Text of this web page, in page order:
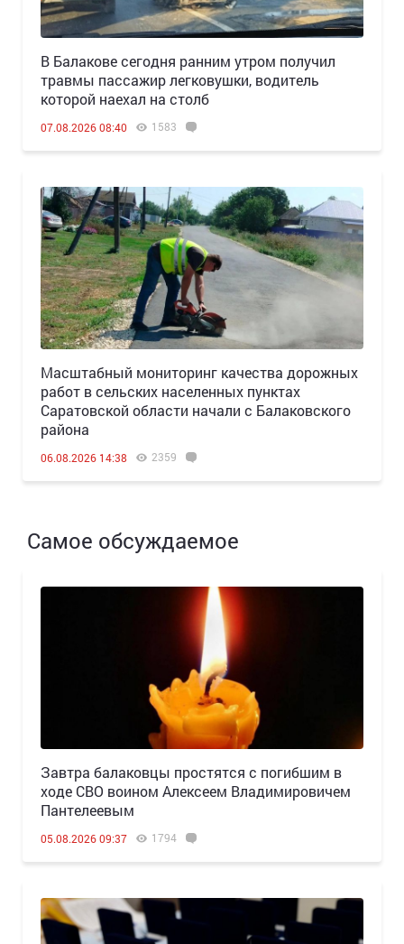
В Балакове сегодня ранним утром получил
травмы пассажир легковушки, водитель
которой наехал на столб
07.08.2026 08:40 1583
Масштабный мониторинг качества дорожных
работ в сельских населенных пунктах
Саратовской области начали с Балаковского
района
06.08.2026 14:38 2359
Самое обсуждаемое
Завтра балаковцы простятся с погибшим в
ходе СВО воином Алексеем Владимировичем
Пантелеевым
05.08.2026 09:37 1794